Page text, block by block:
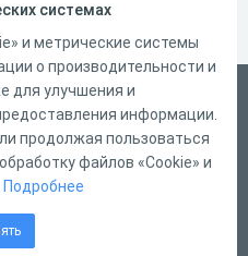
системах
и метрические системы
о производительности и
для улучшения и
информации.
продолжая пользоваться
файлов «Cookie» и
Подробнее